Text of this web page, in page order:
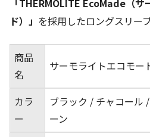
「THERMOLITE EcoMade（サ
ド）」 を採用したロングスリー
商品
名
サーモライトエコモー
カラ
ー
ブラック / チャコール
ーン